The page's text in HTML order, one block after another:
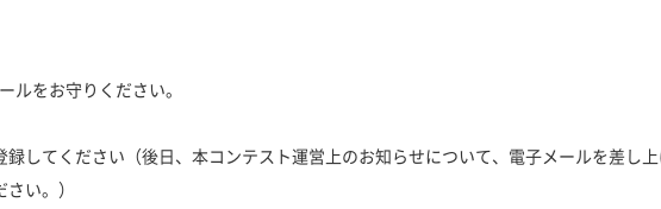
ルをお守りください。
してください（後日、本コンテスト運営上のお知らせについて、電子メールを差し
い。）